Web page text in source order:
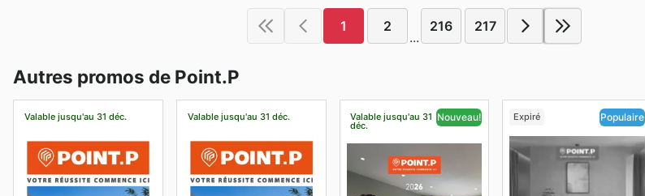
1 2
...
216 217
Autres promos de Point.P
Valable jusqu'au 31 déc. Valable jusqu'au 31 déc. Valable jusqu'au 31
déc.
Nouveau! Expiré Populaire